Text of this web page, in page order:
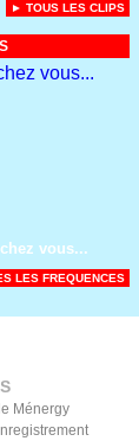
► TOUS LES CLIPS
vous...
LES FREQUENCES
Ménergy